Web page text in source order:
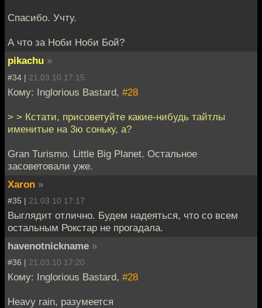
Спасибо. Учту.
А что за Ноби Ноби Бой?
pikachu »
#34 | 21.03.10 17:15
Кому: Inglorious Bastard, #28
> > Кстати, присоветуйте какие-нибудь тайтлы
именитые на 3ю соньку, а?
Gran Turismo. Little Big Planet. Остальное
засоветовали уже.
Xaron »
#35 | 21.03.10 17:17
Выглядит отлично. Будем надеяться, что со всем
остальным Рокстар не прогадала.
havenotnickname »
#36 | 21.03.10 17:20
Кому: Inglorious Bastard, #28
Heavy rain, разумеется